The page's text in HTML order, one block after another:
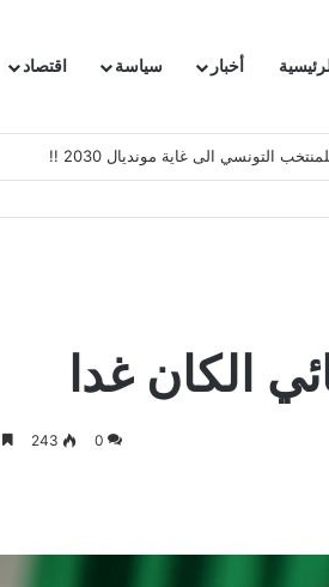
أخبار سياسة اقتصاد
بتونس وتبلغها احتجاجا شديد اللهجة !!
الكان غدا
0
243